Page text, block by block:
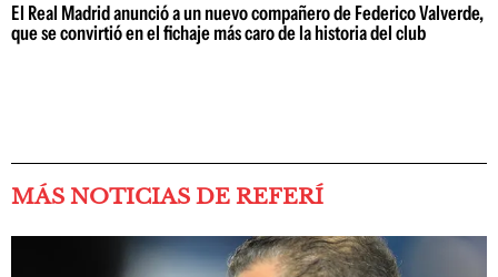
El Real Madrid anunció a un nuevo compañero de Federico Valverde,
que se convirtió en el fichaje más caro de la historia del club
MÁS NOTICIAS DE REFERÍ